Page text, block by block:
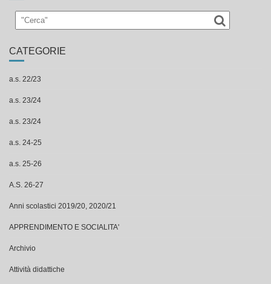
CATEGORIE
a.s. 22/23
a.s. 23/24
a.s. 23/24
a.s. 24-25
a.s. 25-26
A.S. 26-27
Anni scolastici 2019/20, 2020/21
APPRENDIMENTO E SOCIALITA'
Archivio
Attività didattiche